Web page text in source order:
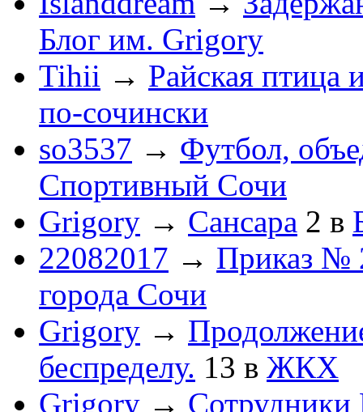
Блог им. Grigory
Tihii → Райская птица
по-cочински
so3537 → Футбол,
Спортивный Сочи
Grigory → Сансара 2 в
22082017 → Приказ №
города Сочи
Grigory →
беспределу. 13 в ЖКХ
Grigory →